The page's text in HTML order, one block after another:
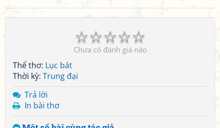
☆
☆
☆
☆
☆
Chưa có đánh giá nào
Thể thơ: Lục bát
Thời kỳ: Trung đại
Trả lời
In bài thơ